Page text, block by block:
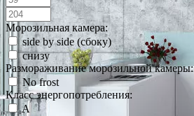
Морозильная камера:
side by side (сбоку)
снизу
Размораживание морозильной камеры:
No frost
Класс энергопотребления:
A